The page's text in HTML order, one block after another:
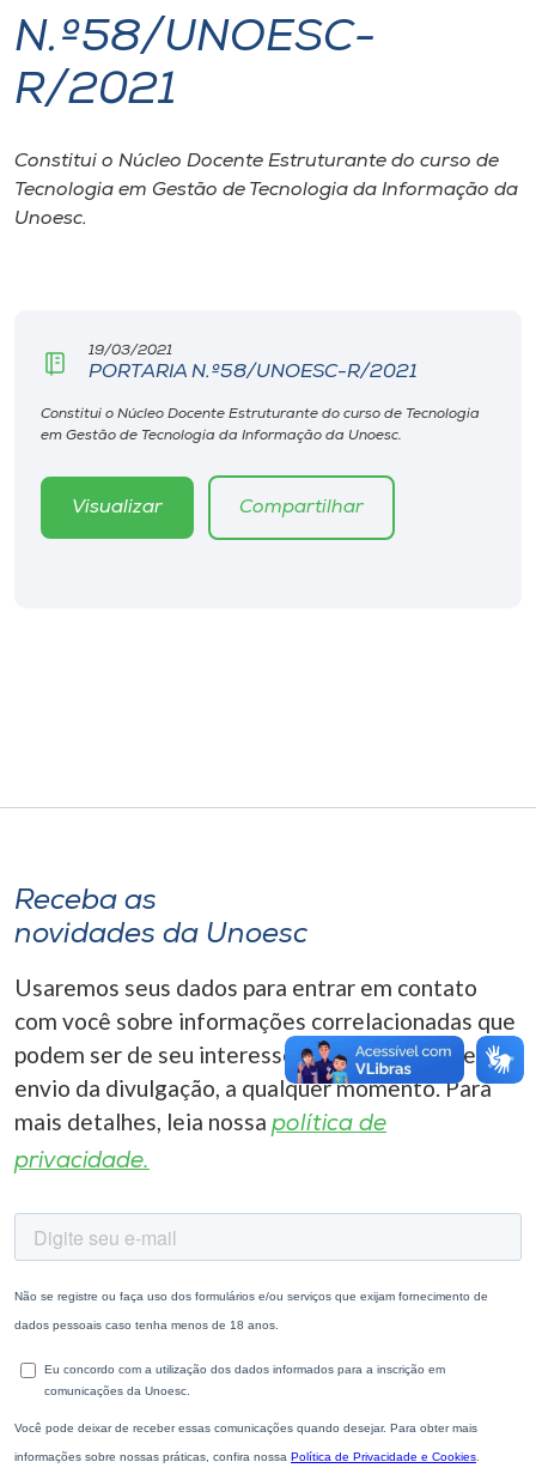
I.nova
Cultura
Editora
Rádio
A+
N.º58/UNOESC-
R/2021
Constitui o Núcleo Docente Estruturante do curso de
Tecnologia em Gestão de Tecnologia da Informação da
Unoesc.
19/03/2021
PORTARIA N.º58/UNOESC-R/2021
Constitui o Núcleo Docente Estruturante do curso de Tecnologia
em Gestão de Tecnologia da Informação da Unoesc.
Visualizar Compartilhar
Receba as
novidades da Unoesc
Usaremos seus dados para entrar em contato
com você sobre informações correlacionadas que
podem ser de seu interesse. Você pode cancelar o
envio da divulgação, a qualquer momento. Para
mais detalhes, leia nossa política de
privacidade.